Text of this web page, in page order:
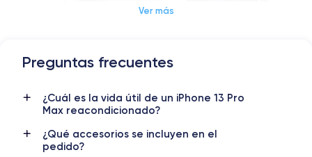
Dimensiones y Peso iPhone 13 Pro Max
Lanzamiento
14/09/2021
Sist. operativo
Dimensiones
Ver más
Preguntas frecuentes
¿Cuál es la vida útil de un iPhone 13 Pro
Max reacondicionado?
¿Qué accesorios se incluyen en el
pedido?